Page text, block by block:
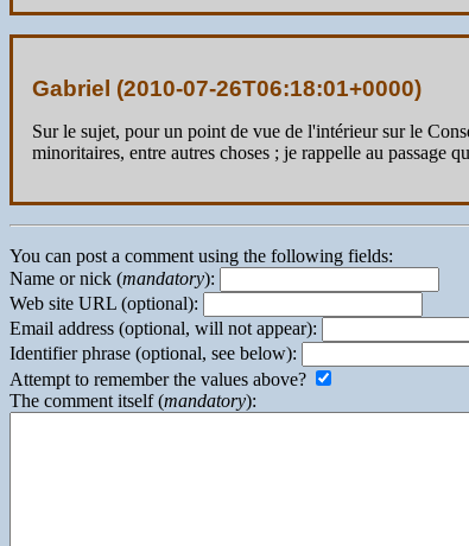
Gabriel (2010-07-26T06:18:01+0000)
Sur le sujet, pour un point de vue de l'intérieur sur le
minoritaires, entre autres choses ; je rappelle au passage
You can post a comment using the following fields:
Name or nick (mandatory):
Web site URL (optional):
Email address (optional, will not appear):
Identifier phrase (optional, see below):
Attempt to remember the values above?
The comment itself (mandatory):